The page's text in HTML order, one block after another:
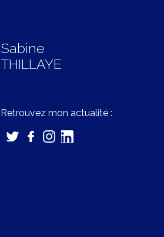
Sabine
THILLAYE
Retrouvez mon actualité :